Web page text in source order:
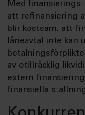
Med
att refinansiering
blir kostsam, att
låneavtal inte kan
av otillräcklig
extern
finansiella